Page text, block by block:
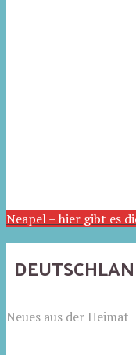
Neapel – hier gibt es
Neues aus der Heimat